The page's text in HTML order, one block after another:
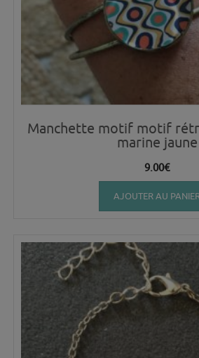
Manchette motif motif
marine jaune
9.00€
AJOUTER AU